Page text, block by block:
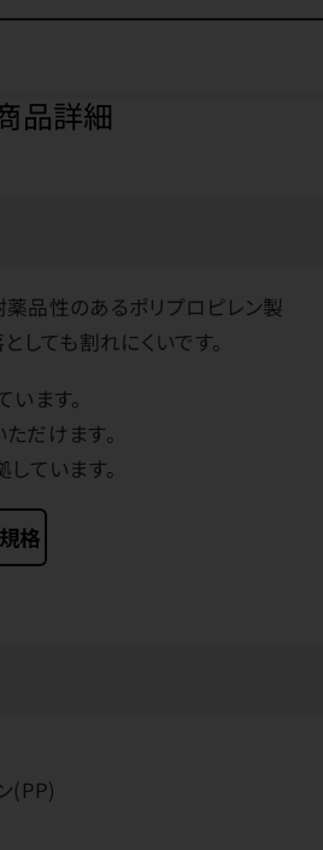
品詳細
品性のあるポリプロピレン製
しても割れにくいです。
ます。
だけます。
ています。
(PP)